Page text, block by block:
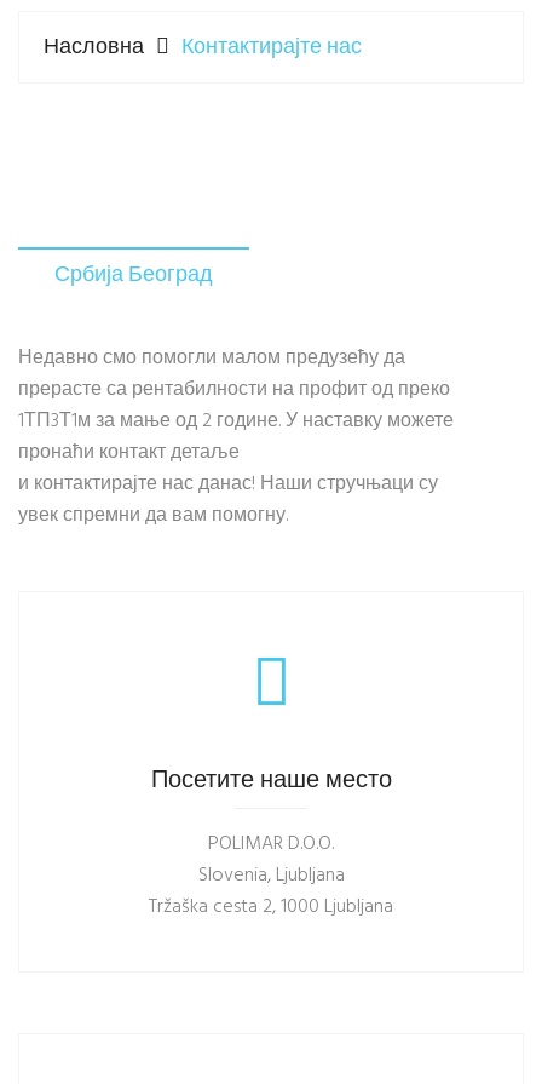
Насловна Контактирајте нас
Србија Београд
Недавно смо помогли малом предузећу да
прерасте са рентабилности на профит од преко
1ТП3Т1м за мање од 2 године. У наставку можете
пронаћи контакт детаље
и контактирајте нас данас! Наши стручњаци су
увек спремни да вам помогну.
Посетите наше место
POLIMAR D.O.O.
Slovenia, Ljubljana
Tržaška cesta 2, 1000 Ljubljana